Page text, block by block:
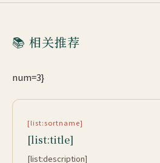
📚 相关推荐
num=3}
[list:sortname]
[list:title]
[list:description]